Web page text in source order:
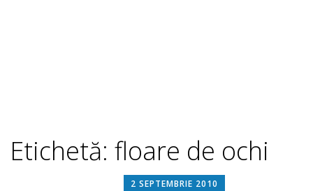
Etichetă: floare de ochi
2 SEPTEMBRIE 2010